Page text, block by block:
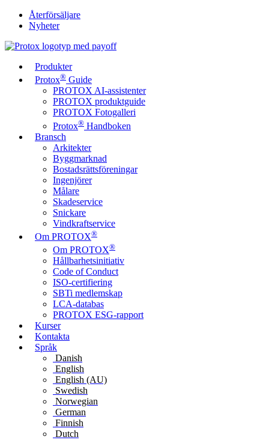
Återförsäljare
Nyheter
Produkter
Protox® Guide
PROTOX AI-assistenter
PROTOX produktguide
PROTOX Fotogalleri
Protox® Handboken
Bransch
Arkitekter
Byggmarknad
Bostadsrättsföreningar
Ingenjörer
Målare
Skadeservice
Snickare
Vindkraftservice
Om PROTOX®
Om PROTOX®
Hållbarhetsinitiativ
Code of Conduct
ISO-certifiering
SBTi medlemskap
LCA-databas
PROTOX ESG-rapport
Kurser
Kontakta
Språk
Danish
English
English (AU)
Swedish
Norwegian
German
Finnish
Dutch